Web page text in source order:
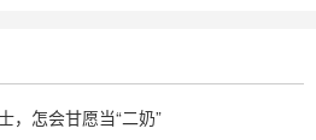
，怎会甘愿当“二奶”